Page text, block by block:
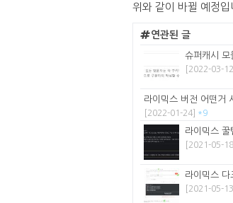
위와 같이 바뀔 예정입
연관된 글
슈퍼캐시
[2022-03-12]
라이믹스 버전 어떤거
[2022-01-24] *9
라이믹스
[2021-05-18]
라이믹스 다
[2021-05-13]